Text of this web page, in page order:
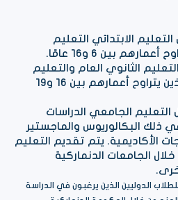
الابتدائي التعليم
بين 6 و16 عامًا.
الثانوي العام والتعليم
الثانوي المهني للطلاب الذين يتراوح أعمارهم بين 16 و19
الجامعي الدراسات
ذلك البكالوريوس والماجستير
الأكاديمية. يتم تقديم التعليم
الجامعات الدنماركية
الدوليين الذين يرغبون في الدراسة